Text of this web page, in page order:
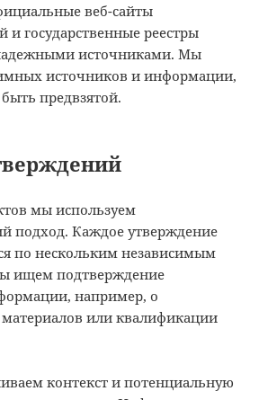
веб-сайты
и государственные реестры
источниками. Мы
источников и информации,
предвзятой.
мы используем
подход. Каждое утверждение
по нескольким независимым
ищем подтверждение
например, о
материалов или квалификации
контекст и потенциальную